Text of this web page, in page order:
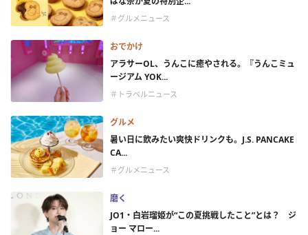
＃グルメニュース
おでかけ
アラサーOL、うんこに癒やされる。『うんこミュ
ージアム YOK...
＃トラベルニュース
グルメ
暑い日に飲みたい爽快ドリンクも。J.S. PANCAKE
CA...
＃グルメニュース
磨く
JO1・白岩瑠姫が“この夏挑戦したこと”とは？ ジ
ョー マロー...